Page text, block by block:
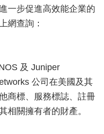
一步促進高效能企業的
網查詢：
及 Juniper
公司在美國及其
商標、服務標誌、註冊
相關擁有者的財產。